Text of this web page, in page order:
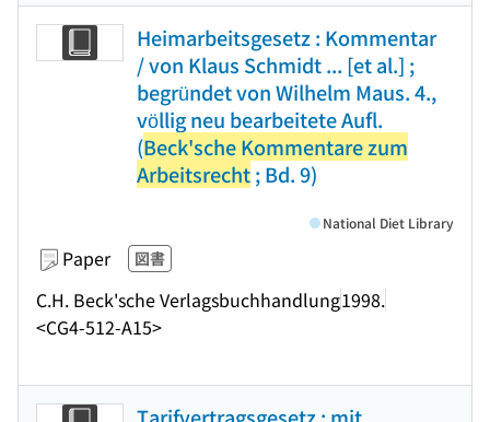
Heimarbeitsgesetz : Kommentar
/ von Klaus Schmidt ... [et al.] ;
begründet von Wilhelm Maus. 4.,
völlig neu bearbeitete Aufl.
(Beck'sche Kommentare zum
Arbeitsrecht; Bd. 9)
Paper 図書
C.H. Beck'sche Verlagsbuchhandlung1998.
<CG4-512-A15>
National Diet Library